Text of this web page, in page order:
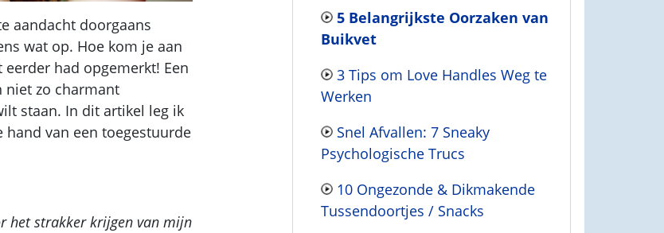
aandacht doorgaans
wat op. Hoe kom je aan
had opgemerkt! Een
niet zo charmant
staan. In dit artikel leg ik
van een toegestuurde
het strakker krijgen van mijn
5 Belangrijkste Oorzaken van
Buikvet
3 Tips om Love Handles Weg te
Werken
Snel Afvallen: 7 Sneaky
Psychologische Trucs
10 Ongezonde & Dikmakende
Tussendoortjes / Snacks